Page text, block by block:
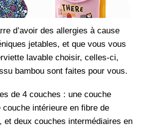
d’avoir des allergies à cause
jetables, et que vous vous
lavable choisir, celles-ci,
bambou sont faites pour vous.
de 4 couches : une couche
intérieure en fibre de
et deux couches intermédiaires en